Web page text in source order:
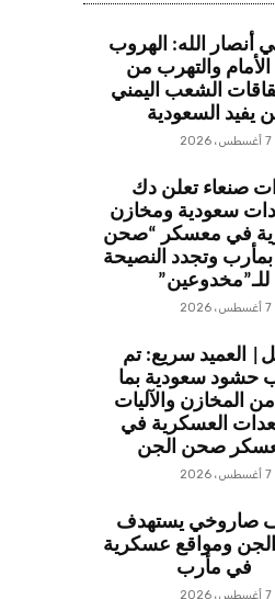
أنصار الله: الهروب
الأمام والتهرب من
الشعب اليمني
يفيد السعودية
7 أغسطس، 2026
صنعاء تعلن دك
سعودية ومخازن
في معسكر “صحن
وتجدد النصيحة
للـ”مخدوعين”
7 أغسطس، 2026
العميد سريع: تم
سعودية بما
المخازن والآليات
العسكرية في
صحن الجن
7 أغسطس، 2026
صاروخي يستهدف
ومواقع عسكرية
في مأرب
7 أغسطس، 2026